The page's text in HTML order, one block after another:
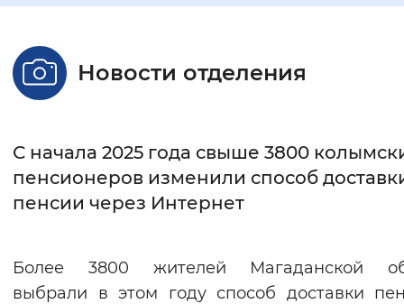
Стандартный Увеличенный
Без засечек С засечками
Интервал между буквами
Цвет сайта
Новости отделения
С начала 2025 года свыше 3800
пенсионеров изменили способ
пенсии через Интернет
Более 3800 жителей Магаданской
выбрали в этом году способ доставки